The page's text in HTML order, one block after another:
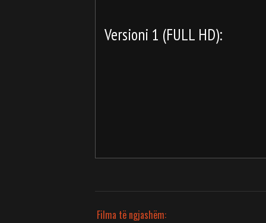
Versioni 1 (FULL HD):
Filma të ngjashëm: